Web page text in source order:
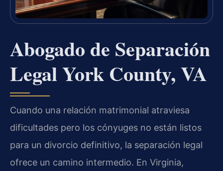
Abogado de Separación
Legal York County, VA
Cuando una relación matrimonial atraviesa
dificultades pero los cónyuges no están listos
para un divorcio definitivo, la separación legal
ofrece un camino intermedio. En Virginia,